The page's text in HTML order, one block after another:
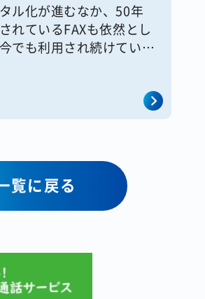
ル化が進むなか、50年
れているFAXも依然とし
でも利用され続けていま
係や機器、リテラシーな
がやめられない [&hellip;]
覧に戻る